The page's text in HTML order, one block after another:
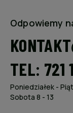
Odpowiemy
TEL: 721
Poniedziałek -
Sobota 8 - 13